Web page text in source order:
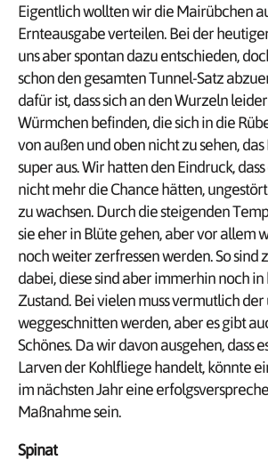
Eigentlich wollten wir die Mairübchen
Ernteausgabe verteilen. Bei der
uns aber spontan dazu entschieden,
schon den gesamten Tunnel-Satz
dafür ist, dass sich an den Wurzeln
Würmchen befinden, die sich in die
von außen und oben nicht zu sehen,
super aus. Wir hatten den Eindruck,
nicht mehr die Chance hätten,
zu wachsen. Durch die steigenden
sie eher in Blüte gehen, aber vor allem
noch weiter zerfressen werden. So sind
dabei, diese sind aber immerhin noch in
Zustand. Bei vielen muss vermutlich
weggeschnitten werden, aber es gibt
Schönes. Da wir davon ausgehen, dass
Larven der Kohlfliege handelt, könnte
im nächsten Jahr eine
Maßnahme sein.
Spinat